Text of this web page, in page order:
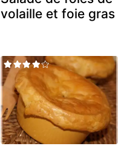
volaille et foie gras